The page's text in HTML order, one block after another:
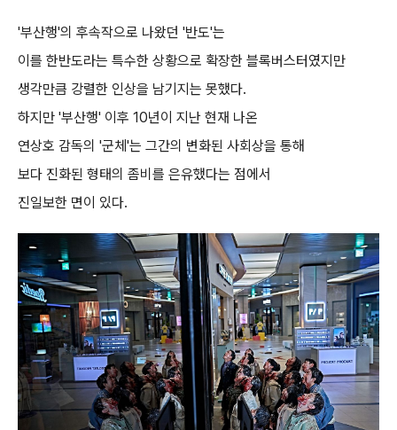
'부산행'의 후속작으로 나왔던 '반도'는
이를 한반도라는 특수한 상황으로 확장한 블록버스터였지만
생각만큼 강렬한 인상을 남기지는 못했다.
하지만 '부산행' 이후 10년이 지난 현재 나온
연상호 감독의 '군체'는 그간의 변화된 사회상을 통해
보다 진화된 형태의 좀비를 은유했다는 점에서
진일보한 면이 있다.